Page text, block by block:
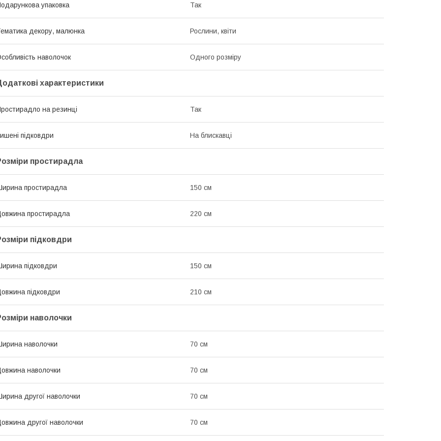
упаковка Так
декору, малюнка Рослини, квіти
наволочок Одного розміру
характеристики
на резинці Так
підковдри На блискавці
простирадла
простирадла 150 см
простирадла 220 см
підковдри
підковдри 150 см
підковдри 210 см
наволочки
наволочки 70 см
наволочки 70 см
другої наволочки 70 см
другої наволочки 70 см